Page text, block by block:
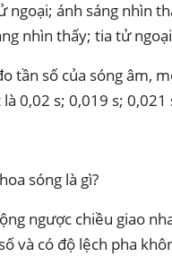
ngoại; ánh sáng nhìn
nhìn thấy; tia tử
tần số của sóng âm,
0,02 s; 0,019 s; 0,021
sóng là gì?
ngược chiều giao
và có độ lệch pha